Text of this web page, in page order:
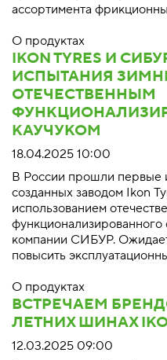
ассортимента
О продуктах
IKON TYRES И
ИСПЫТАНИЯ
ОТЕЧЕСТВЕННЫМ
КАУЧУКОМ
18.04.2025 10:00
В России прошли первые
созданных заводом Ikon
использованием
функционализированного
компании СИБУР.
повысить
О продуктах
ВСТРЕЧАЕМ
ЛЕТНИХ ШИНАХ
12.03.2025 09:00